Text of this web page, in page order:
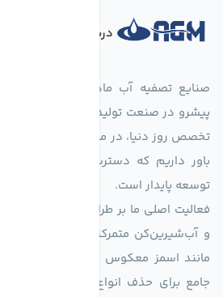
درباره فروشگاه
پیشرو در صنعت تولید تجهیزات تصفیه
تخصص روز دنیا، در مسیر تأمین آب سالم و
باور داریم که دسترسی به آب پاک،
توسعه پایدار است.
فعالیت اصلی ما بر طراحی و تولید
و آب‌شیرین‌کن متمرکز است. ما با
جامع برای حذف انواع آلاینده‌ها، املاح